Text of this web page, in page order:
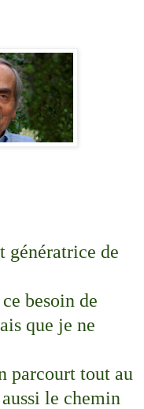
génératrice de
besoin de
que je ne
parcourt tout au
le chemin